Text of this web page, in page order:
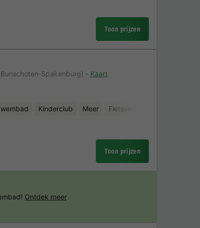
Toon prijzen
Spakenburg)
Kaart
Kinderclub Meer Fietsverhuur
Toon prijzen
Ontdek meer